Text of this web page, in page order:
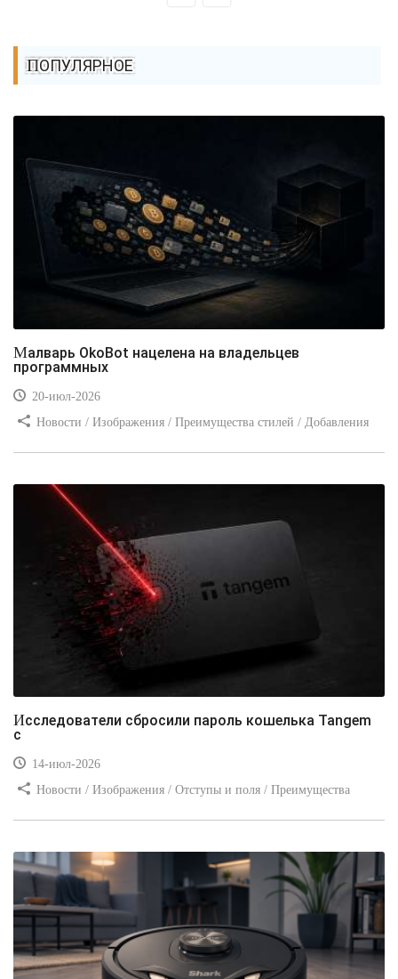
ПОПУЛЯРНОЕ
Малварь OkoBot нацелена на владельцев
программных
20-июл-2026
Новости / Изображения / Преимущества стилей / Добавления
Исследователи сбросили пароль кошелька Tangem
с
14-июл-2026
Новости / Изображения / Отступы и поля / Преимущества